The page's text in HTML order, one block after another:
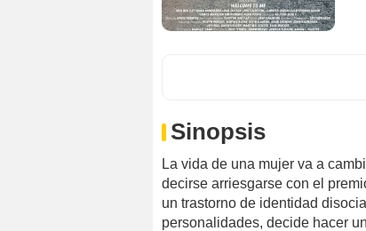
Sinopsis
La vida de una mujer va a
decirse arriesgarse con el
un trastorno de identidad
personalidades, decide hacer